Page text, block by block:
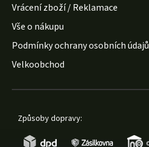
Vrácení zboží / Reklamace
Vše o nákupu
Podmínky ochrany osobních údajů
Velkoobchod
Způsoby dopravy: